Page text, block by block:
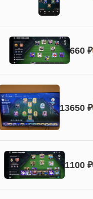
660 ₽
13650 ₽
1100 ₽